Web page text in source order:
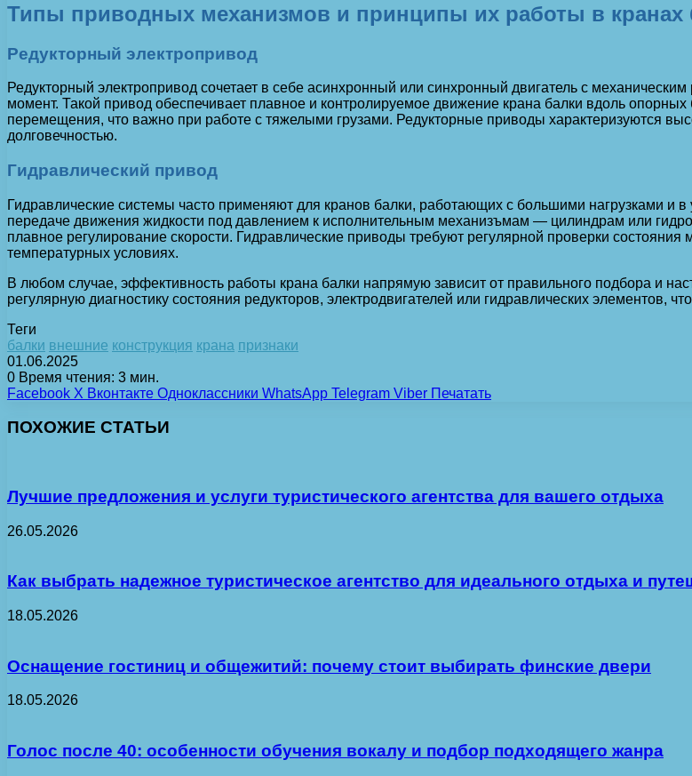
Типы приводных механизмов и принципы их работы в кранах
Редукторный электропривод
Редукторный электропривод сочетает в себе асинхронный или синхронный двигатель с
момент. Такой привод обеспечивает плавное и контролируемое движение крана балки вдоль опорных
перемещения, что важно при работе с тяжелыми грузами. Редукторные приводы характеризуются
долговечностью.
Гидравлический привод
Гидравлические системы часто применяют для кранов балки, работающих с большими нагрузками и
передаче движения жидкости под давлением к исполнительным механизъмам — цилиндрам или
плавное регулирование скорости. Гидравлические приводы требуют регулярной проверки
температурных условиях.
В любом случае, эффективность работы крана балки напрямую зависит от правильного подбора и
регулярную диагностику состояния редукторов, электродвигателей или гидравлических элементов,
Теги
балки внешние конструкция крана признаки
01.06.2025
0 Время чтения: 3 мин.
Facebook X Вконтакте Одноклассники WhatsApp Telegram Viber Печатать
ПОХОЖИЕ СТАТЬИ
Лучшие предложения и услуги туристического агентства для вашего отдыха
26.05.2026
Как выбрать надежное туристическое агентство для идеального отдыха и
18.05.2026
Оснащение гостиниц и общежитий: почему стоит выбирать финские двери
18.05.2026
Голос после 40: особенности обучения вокалу и подбор подходящего жанра